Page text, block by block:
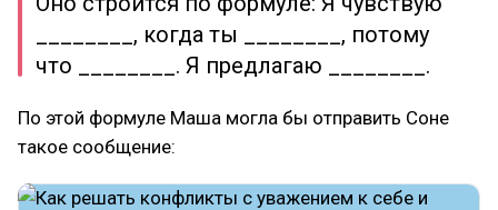
________, когда ты ________, потому
что ________. Я предлагаю ________.
По этой формуле Маша могла бы отправить Соне
такое сообщение: